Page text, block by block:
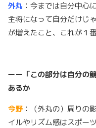
外丸 ：今までは自分中心
主将になって自分だけじ
が増えたこと、これが１
ーー「この部分は自分の
あるか
今野 ：（外丸の）周りの
イルやリズム感はスポー